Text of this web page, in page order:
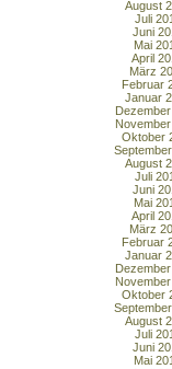
August
Juli
Juni
Mai
April
März
Februar
Januar
Oktober
August
Juli
Juni
Mai
April
März
Februar
Januar
Oktober
August
Juli
Juni
Mai